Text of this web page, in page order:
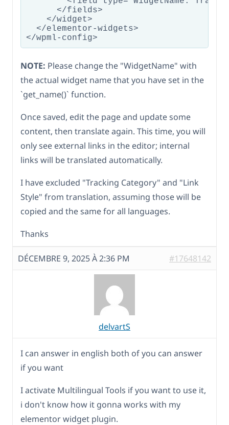
      </fields>
    </widget>
  </elementor-widgets>
NOTE: Please change the "WidgetName" with
the actual widget name that you have set in the
`get_name()` function.
Once saved, edit the page and update some
content, then translate again. This time, you will
only see external links in the editor; internal
links will be translated automatically.
I have excluded "Tracking Category" and "Link
Style" from translation, assuming those will be
copied and the same for all languages.
Thanks
DÉCEMBRE 9, 2025 À 2:36 PM #17648142
delvartS
I can answer in english both of you can answer
if you want
I activate Multilingual Tools if you want to use it,
i don't know how it gonna works with my
elementor widget plugin.